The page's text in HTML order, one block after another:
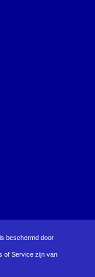
beschermd door
of Servicezijn van